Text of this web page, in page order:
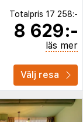
Totalpris 17 258:-
8 629:-
läs mer
Välj resa